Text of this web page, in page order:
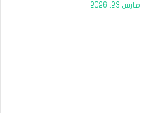
مارس 23, 2026